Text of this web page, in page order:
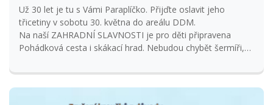
Už 30 let je tu s Vámi Paraplíčko. Přijďte oslavit jeho
třicetiny v sobotu 30. května do areálu DDM.
Na naší ZAHRADNÍ SLAVNOSTI je pro děti připravena
Pohádková cesta i skákací hrad. Nebudou chybět šermíři,
Hlavně ale uvidíte spoustu krásných vystoupeních našich
šikovných malých umělců, kteří navštěvují DDM. Pozor, na